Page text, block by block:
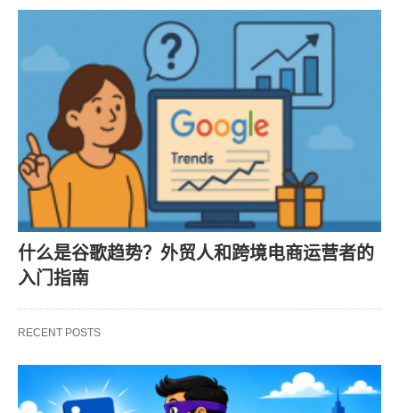
什么是谷歌趋势？外贸人和跨境电商运营者的
入门指南
RECENT POSTS